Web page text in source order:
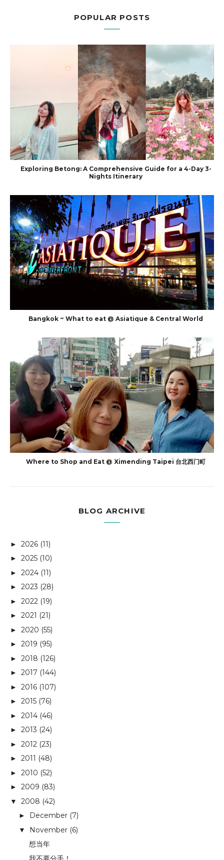
POPULAR POSTS
Exploring Betong: A Comprehensive Guide for a 4-Day 3-
Nights Itinerary
Bangkok ~ What to eat @ Asiatique & Central World
Where to Shop and Eat @ Ximending Taipei 台北西门町
BLOG ARCHIVE
► 2026 (11)
► 2025 (10)
► 2024 (11)
► 2023 (28)
► 2022 (19)
► 2021 (21)
► 2020 (55)
► 2019 (95)
► 2018 (126)
► 2017 (144)
► 2016 (107)
► 2015 (76)
► 2014 (46)
► 2013 (24)
► 2012 (23)
► 2011 (48)
► 2010 (52)
► 2009 (83)
▼ 2008 (42)
► December (7)
▼ November (6)
想当年